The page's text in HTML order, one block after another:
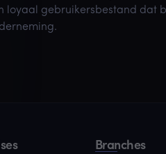
loyaal gebruikersbestand dat
Branches